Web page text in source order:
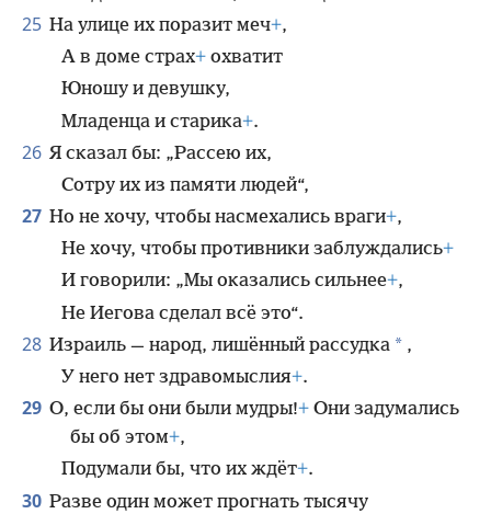
25 На улице их поразит меч+,
А в доме страх+ охватит
Юношу и девушку,
Младенца и старика+.
26 Я сказал бы: „Рассею их,
Сотру их из памяти людей“,
27 Но не хочу, чтобы насмехались враги+,
Не хочу, чтобы противники заблуждались+
И говорили: „Мы оказались сильнее+,
Не Иегова сделал всё это“.
28 Израиль — народ, лишённый рассудка * ,
У него нет здравомыслия+.
29 О, если бы они были мудры!+ Они задумались
бы об этом+,
Подумали бы, что их ждёт+.
30 Разве один может прогнать тысячу